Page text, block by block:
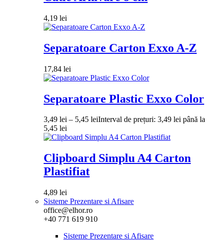
4,19 lei
Separatoare Carton Exxo A-Z
17,84 lei
Separatoare Plastic Exxo Color
3,49 lei – 5,45 leiInterval de prețuri: 3,49 lei până la
5,45 lei
Clipboard Simplu A4 Carton
Plastifiat
4,89 lei
Sisteme Prezentare si Afisare
office@elhor.ro
+40 771 619 910
Sisteme Prezentare si Afisare